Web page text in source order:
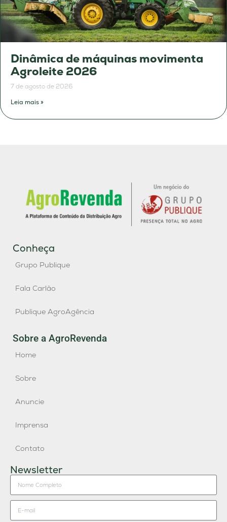
Dinâmica de máquinas movimenta
Agroleite 2026
7 de agosto de 2026
Leia mais »
Conheça
Grupo Publique
Fala Carlão
Publique AgroAgência
Sobre a AgroRevenda
Home
Sobre
Anuncie
Imprensa
Contato
Newsletter